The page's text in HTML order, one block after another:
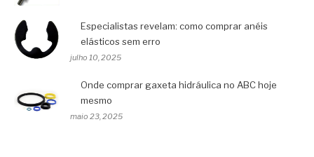
Especialistas revelam: como comprar anéis
elásticos sem erro
julho 10, 2025
Onde comprar gaxeta hidráulica no ABC hoje
mesmo
maio 23, 2025